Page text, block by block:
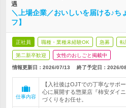
遇
＼上場企業／おいしいを届ける♪ち
フ】
正社員 職種・業種未経験OK 急募 転
第二新卒歓迎 女性のおしごと掲載中
情報更新日：2026/07/13 終了予定日： 2026/
仕事内容
【入社後はOJTでの丁寧なサポ
心に展開する惣菜店『柿安ダイ
づくりをお任せ。